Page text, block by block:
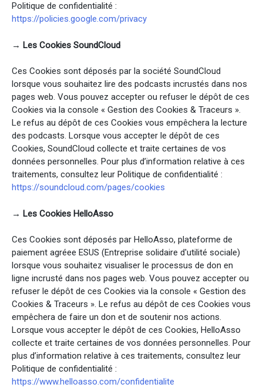
Politique de confidentialité :
https://policies.google.com/privacy
→ Les Cookies SoundCloud
Ces Cookies sont déposés par la société SoundCloud
lorsque vous souhaitez lire des podcasts incrustés dans nos
pages web. Vous pouvez accepter ou refuser le dépôt de ces
Cookies via la console « Gestion des Cookies & Traceurs ».
Le refus au dépôt de ces Cookies vous empêchera la lecture
des podcasts. Lorsque vous accepter le dépôt de ces
Cookies, SoundCloud collecte et traite certaines de vos
données personnelles. Pour plus d’information relative à ces
traitements, consultez leur Politique de confidentialité :
https://soundcloud.com/pages/cookies
→ Les Cookies HelloAsso
Ces Cookies sont déposés par HelloAsso, plateforme de
paiement agréee ESUS (Entreprise solidaire d'utilité sociale)
lorsque vous souhaitez visualiser le processus de don en
ligne incrusté dans nos pages web. Vous pouvez accepter ou
refuser le dépôt de ces Cookies via la console « Gestion des
Cookies & Traceurs ». Le refus au dépôt de ces Cookies vous
empêchera de faire un don et de soutenir nos actions.
Lorsque vous accepter le dépôt de ces Cookies, HelloAsso
collecte et traite certaines de vos données personnelles. Pour
plus d’information relative à ces traitements, consultez leur
Politique de confidentialité :
https://www.helloasso.com/confidentialite